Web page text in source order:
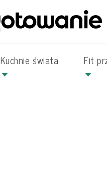
Kuchnie świata Fit